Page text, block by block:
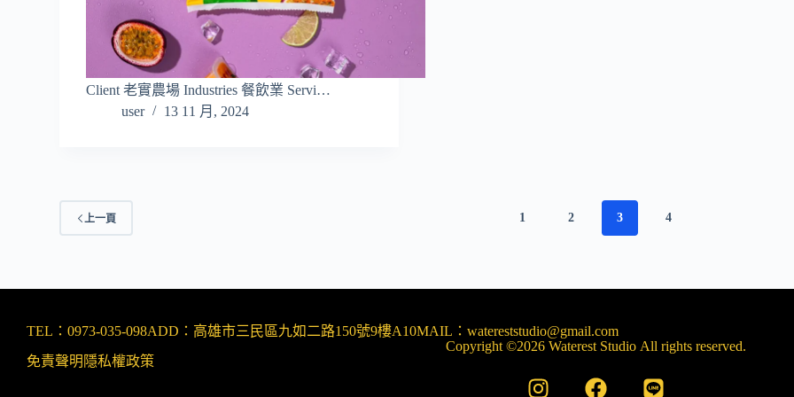
Client 老實農場 Industries 餐飲業 Servi…
user
13 11 月, 2024
上一頁 1 2 3 4
TEL：0973-035-098ADD：高雄市三民區九如二路150號9樓A10MAIL：watereststudio@gmail.com
Copyright ©2026 Waterest Studio All rights reserved.
免責聲明 隱私權政策